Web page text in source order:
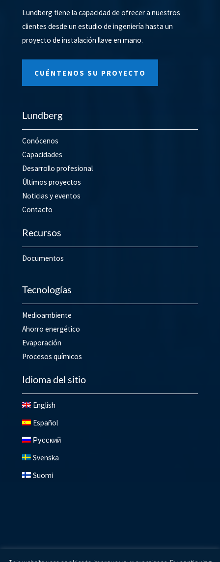
Lundberg tiene la capacidad de ofrecer a nuestros
clientes desde un estudio de ingeniería hasta un
proyecto de instalación llave en mano.
CUÉNTENOS SU PROYECTO
Lundberg
Conócenos
Capacidades
Desarrollo profesional
Últimos proyectos
Noticias y eventos
Contacto
Recursos
Documentos
Tecnologías
Medioambiente
Ahorro energético
Evaporación
Procesos químicos
Idioma del sitio
English
Español
Русский
Svenska
Suomi
© 2026 Lundberg ® Privacy Policy| Cookie Policy| Terms